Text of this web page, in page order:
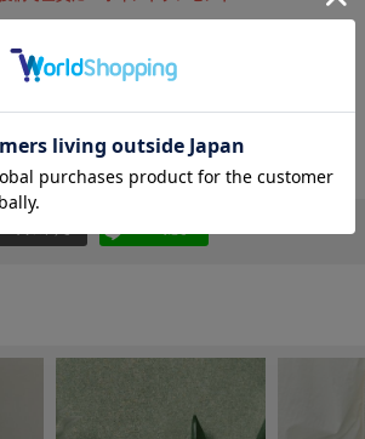
アンドドッグ
ページのご注文履歴から投稿いただけます
ついて